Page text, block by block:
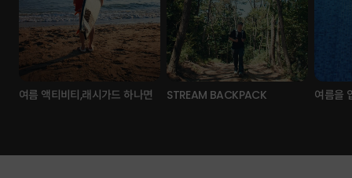
여름 액티비티,래시가드 하나면 STREAM BACKPACK 여름을